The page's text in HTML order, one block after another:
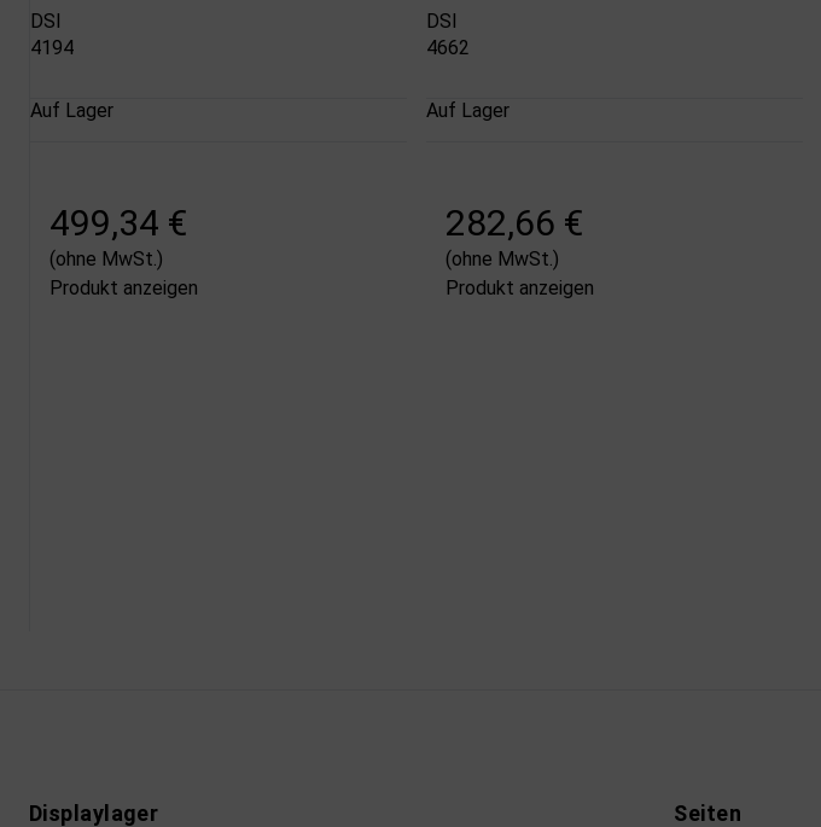
DSI
4194
Auf Lager
499,34 €
(ohne MwSt.)
Produkt anzeigen
DSI
4662
Auf Lager
282,66 €
(ohne MwSt.)
Produkt anzeigen
Displaylager Seiten